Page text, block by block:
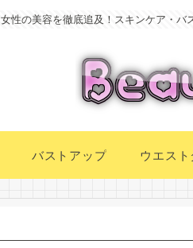
女性の美容を徹底追及！スキンケア・バ
バストアップ ウエスト